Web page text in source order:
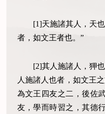
[1]天施諸其人，天
者，如文王者也。”
[2]其人施諸人，狎
人施諸人也者，如文王
為文王四友之二，後佐
友，學而時習之，其德